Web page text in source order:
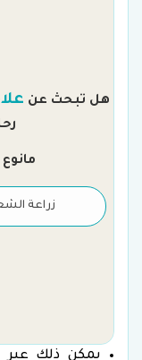
هل تبحث عن
زراعة
يمكن ذلك عبر